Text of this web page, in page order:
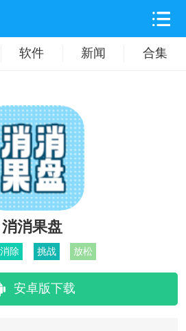
软件 新闻 合集
斗 休闲益智
战 音乐舞蹈
成
消消果盘
消除 挑战 放松
安卓版下载